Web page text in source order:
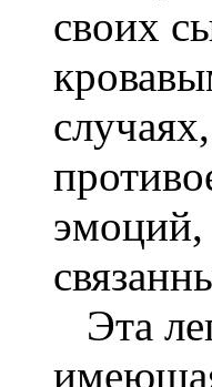
своих
Эта